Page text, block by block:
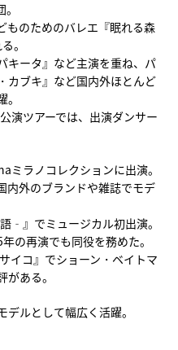
のためのバレエ『眠れる森
。
キータ』など主演を重ね、パ
カブキ』など国内外ほとんど
演ツアーでは、出演ダンサー
ラノコレクションに出演。
内外のブランドや雑誌でモデ
‐』でミュージカル初出演。
の再演でも同役を務めた。
イコ』でショーン・ベイトマ
ある。
ルとして幅広く活躍。